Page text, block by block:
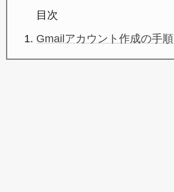
目次
Gmailアカウント作成の手順